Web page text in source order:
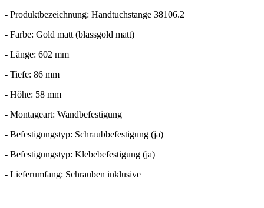
- Produktbezeichnung: Handtuchstange 38106.2
- Farbe: Gold matt (blassgold matt)
- Länge: 602 mm
- Tiefe: 86 mm
- Höhe: 58 mm
- Montageart: Wandbefestigung
- Befestigungstyp: Schraubbefestigung (ja)
- Befestigungstyp: Klebebefestigung (ja)
- Lieferumfang: Schrauben inklusive